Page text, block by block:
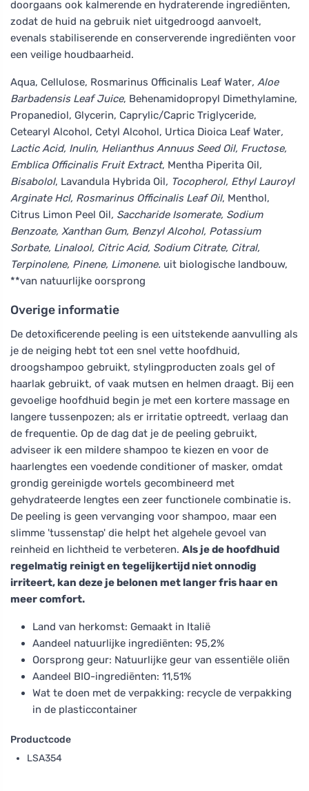
doorgaans ook kalmerende en hydraterende ingrediënten,
zodat de huid na gebruik niet uitgedroogd aanvoelt,
evenals stabiliserende en conserverende ingrediënten voor
een veilige houdbaarheid.
Aqua, Cellulose, Rosmarinus Officinalis Leaf Water, Aloe
Barbadensis Leaf Juice, Behenamidopropyl Dimethylamine,
Propanediol, Glycerin, Caprylic/Capric Triglyceride,
Cetearyl Alcohol, Cetyl Alcohol, Urtica Dioica Leaf Water,
Lactic Acid, Inulin, Helianthus Annuus Seed Oil, Fructose,
Emblica Officinalis Fruit Extract, Mentha Piperita Oil,
Bisabolol, Lavandula Hybrida Oil, Tocopherol, Ethyl Lauroyl
Arginate Hcl, Rosmarinus Officinalis Leaf Oil, Menthol,
Citrus Limon Peel Oil, Saccharide Isomerate, Sodium
Benzoate, Xanthan Gum, Benzyl Alcohol, Potassium
Sorbate, Linalool, Citric Acid, Sodium Citrate, Citral,
Terpinolene, Pinene, Limonene. uit biologische landbouw,
**van natuurlijke oorsprong
Overige informatie
De detoxificerende peeling is een uitstekende aanvulling als
je de neiging hebt tot een snel vette hoofdhuid,
droogshampoo gebruikt, stylingproducten zoals gel of
haarlak gebruikt, of vaak mutsen en helmen draagt. Bij een
gevoelige hoofdhuid begin je met een kortere massage en
langere tussenpozen; als er irritatie optreedt, verlaag dan
de frequentie. Op de dag dat je de peeling gebruikt,
adviseer ik een mildere shampoo te kiezen en voor de
haarlengtes een voedende conditioner of masker, omdat
grondig gereinigde wortels gecombineerd met
gehydrateerde lengtes een zeer functionele combinatie is.
De peeling is geen vervanging voor shampoo, maar een
slimme 'tussenstap' die helpt het algehele gevoel van
reinheid en lichtheid te verbeteren. Als je de hoofdhuid
regelmatig reinigt en tegelijkertijd niet onnodig
irriteert, kan deze je belonen met langer fris haar en
meer comfort.
Land van herkomst: Gemaakt in Italië
Aandeel natuurlijke ingrediënten: 95,2%
Oorsprong geur: Natuurlijke geur van essentiële oliën
Aandeel BIO-ingrediënten: 11,51%
Wat te doen met de verpakking: recycle de verpakking
in de plasticcontainer
Productcode
LSA354